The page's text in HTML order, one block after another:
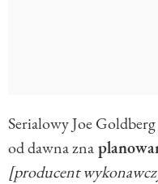
Serialowy Joe
od dawna zna
[producent